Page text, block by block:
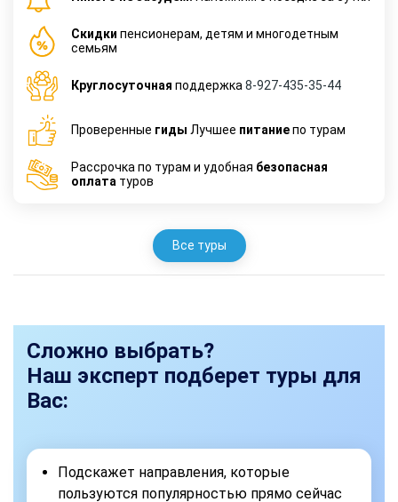
Cкидки пенсионерам, детям и многодетным
семьям
Круглосуточная поддержка 8-927-435-35-44
Проверенные гиды Лучшее питаниепо турам
Рассрочка по турам и удобная безопасная
оплата туров
Все туры
Сложно выбрать?
Наш эксперт подберет туры для
Вас:
Подскажет направления, которые
пользуются популярностью прямо сейчас